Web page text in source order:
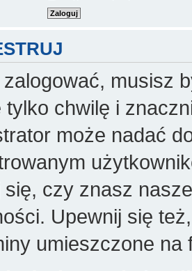
musisz
tylko chwilę i
może nadać
się, czy znasz
Upewnij się
umieszczone na